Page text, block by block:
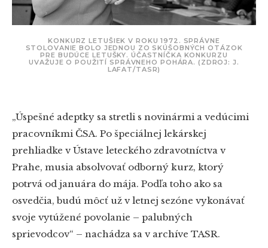
KONKURZ LETUŠIEK V ROKU 1972. SPRÁVNE
STOLOVANIE BOLO JEDNOU ZO SKÚŠOBNÝCH OTÁZOK
PRE BUDÚCE LETUŠKY. ÚČASTNÍČKA KONKURZU
UVAŽUJE O POUŽITÍ SPRÁVNEHO POHÁRA. (ZDROJ: J.
LAFAT/TASR)
„Úspešné adeptky sa stretli s novinármi a vedúcimi
pracovníkmi ČSA. Po špeciálnej lekárskej
prehliadke v Ústave leteckého zdravotníctva v
Prahe, musia absolvovať odborný kurz, ktorý
potrvá od januára do mája. Podľa toho ako sa
osvedčia, budú môcť už v letnej sezóne vykonávať
svoje vytúžené povolanie – palubných
sprievodcov“ – nachádza sa v archíve TASR.